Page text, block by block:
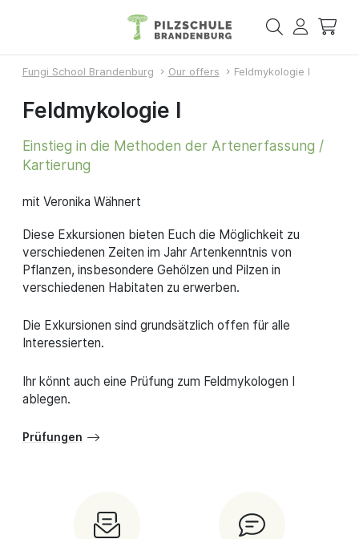
Fungi School Brandenburg Our offers Feldmykologie I
Feldmykologie I
Einstieg in die Methoden der Artenerfassung /
Kartierung
mit Veronika Wähnert
Diese Exkursionen bieten Euch die Möglichkeit zu
verschiedenen Zeiten im Jahr Artenkenntnis von
Pflanzen, insbesondere Gehölzen und Pilzen in
verschiedenen Habitaten zu erwerben.
Die Exkursionen sind grundsätzlich offen für alle
Interessierten.
Ihr könnt auch eine Prüfung zum Feldmykologen I
ablegen.
Prüfungen